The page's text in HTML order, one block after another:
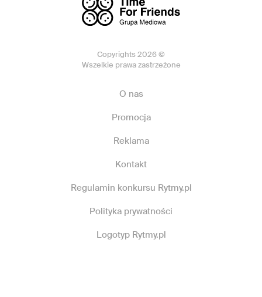
Copyrights 2026 ©
Wszelkie prawa zastrzeżone
O nas
Promocja
Reklama
Kontakt
Regulamin konkursu Rytmy.pl
Polityka prywatności
Logotyp Rytmy.pl